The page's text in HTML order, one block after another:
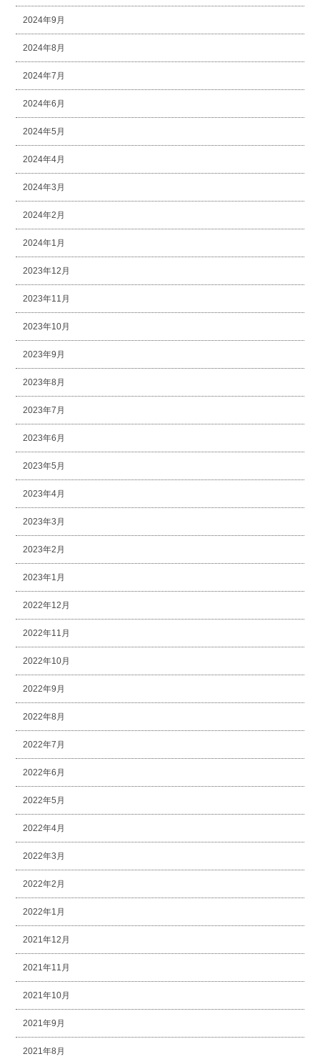
2024年9月
2024年8月
2024年7月
2024年6月
2024年5月
2024年4月
2024年3月
2024年2月
2024年1月
2023年12月
2023年11月
2023年10月
2023年9月
2023年8月
2023年7月
2023年6月
2023年5月
2023年4月
2023年3月
2023年2月
2023年1月
2022年12月
2022年11月
2022年10月
2022年9月
2022年8月
2022年7月
2022年6月
2022年5月
2022年4月
2022年3月
2022年2月
2022年1月
2021年12月
2021年11月
2021年10月
2021年9月
2021年8月